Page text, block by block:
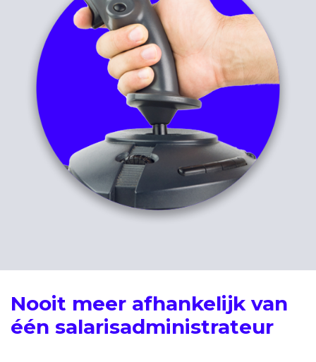
Nooit meer afhankelijk van
één salarisadministrateur